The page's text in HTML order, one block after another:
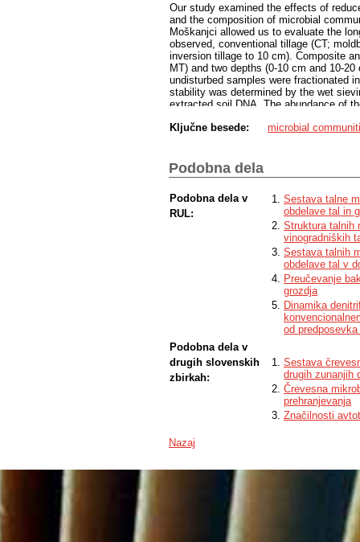
Our study examined the effects of
and the composition of microbial
Moškanjci allowed us to evaluate the
observed, conventional tillage (CT;
inversion tillage to 10 cm). Composite
MT) and two depths (0-10 cm and 10-
undisturbed samples were fractionated
stability was determined by the wet
extracted soil DNA. The abundance of
not significantly different between
the same treatment. Moreover, the
abundant was the bacterial community
Ključne besede: microbial
Podobna dela
Podobna dela v
RUL:
Sestava talne
obdelave tal in
Struktura talnih
vinogradniških
Sestava talnih
obdelave tal v
Preučevanje
grozdja
Dinamika
od
Podobna dela v
drugih slovenskih
zbirkah:
Sestava
drugih zunanjih
Črevesna
prehranjevanja
Značilnosti
Nazaj